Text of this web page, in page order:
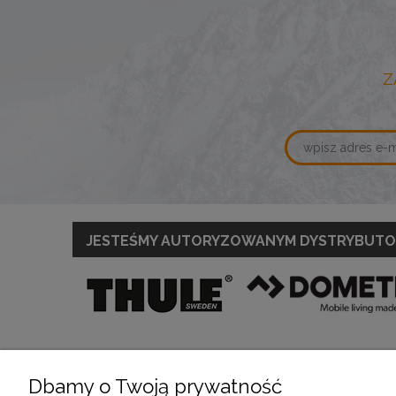
JESTEŚMY AUTORYZOWANYM
Dbamy o Twoją prywatność